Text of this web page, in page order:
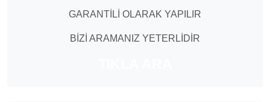
GARANTİLİ OLARAK YAPILIR
BİZİ ARAMANIZ YETERLİDİR